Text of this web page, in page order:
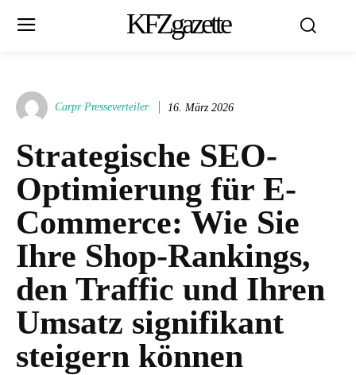
KFZgazette
Carpr Presseverteiler 16. März 2026
Strategische SEO-
Optimierung für E-
Commerce: Wie Sie
Ihre Shop-Rankings,
den Traffic und Ihren
Umsatz signifikant
steigern können